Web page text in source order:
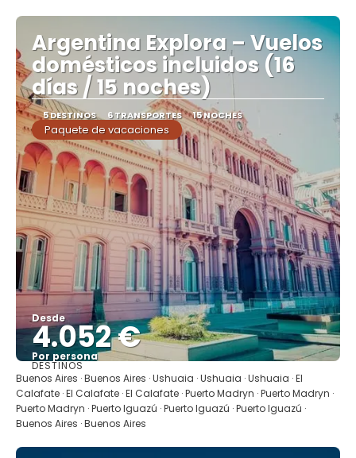
Argentina Explora – Vuelos
domésticos incluidos (16
días / 15 noches)
5 DESTINOS 6 TRANSPORTES 15 NOCHES
Paquete de vacaciones
Desde
4.052 €
Por persona
Ver
DESTINOS
Buenos Aires · Buenos Aires · Ushuaia · Ushuaia · Ushuaia · El
Calafate · El Calafate · El Calafate · Puerto Madryn · Puerto Madryn ·
Puerto Madryn · Puerto Iguazú · Puerto Iguazú · Puerto Iguazú ·
Buenos Aires · Buenos Aires